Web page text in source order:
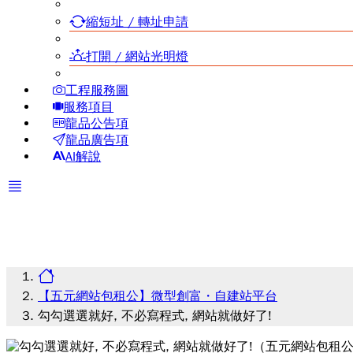
縮短址 / 轉址申請
打開 / 網站光明燈
工程服務圖
服務項目
龍品公告項
龍品廣告項
AI解說
【五元網站包租公】微型創富・自建站平台
勾勾選選就好, 不必寫程式, 網站就做好了!